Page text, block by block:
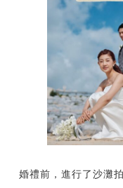
婚禮前，進行了沙灘拍